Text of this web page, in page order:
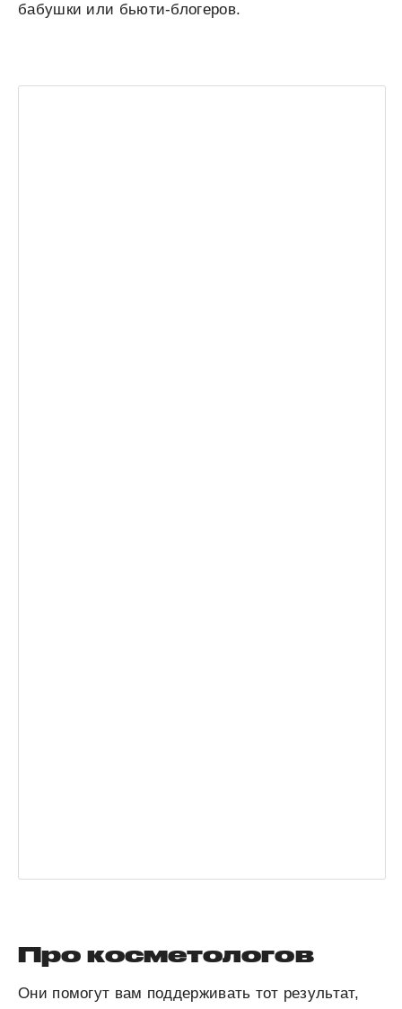
бабушки или бьюти-блогеров.
Про косметологов
Они помогут вам поддерживать тот результат,